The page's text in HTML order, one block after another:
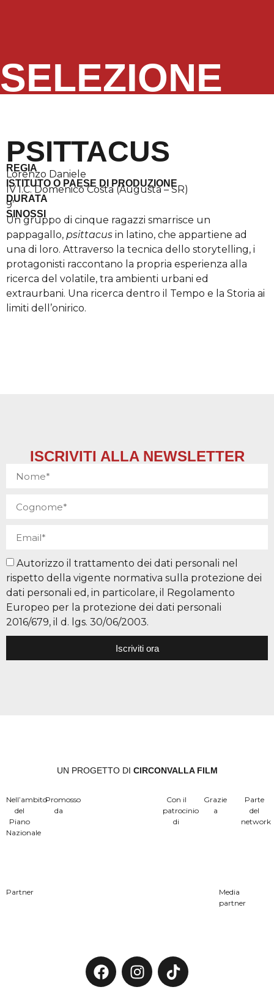
SELEZIONE
PSITTACUS
REGIA
Lorenzo Daniele
ISTITUTO O PAESE DI PRODUZIONE
IV I.C. Domenico Costa (Augusta – SR)
DURATA
9’
SINOSSI
Un gruppo di cinque ragazzi smarrisce un
pappagallo, psittacus in latino, che appartiene ad
una di loro. Attraverso la tecnica dello storytelling, i
protagonisti raccontano la propria esperienza alla
ricerca del volatile, tra ambienti urbani ed
extraurbani. Una ricerca dentro il Tempo e la Storia ai
limiti dell’onirico.
ISCRIVITI ALLA NEWSLETTER
Autorizzo il trattamento dei dati personali nel
rispetto della vigente normativa sulla protezione dei
dati personali ed, in particolare, il Regolamento
Europeo per la protezione dei dati personali
2016/679, il d. lgs. 30/06/2003.
Iscriviti ora
UN PROGETTO DI CIRCONVALLA FILM
Nell’ambito
del
Piano
Nazionale
Promosso
da
Con il
patrocinio
di
Grazie
a
Parte
del
network
Partner
Media
partner